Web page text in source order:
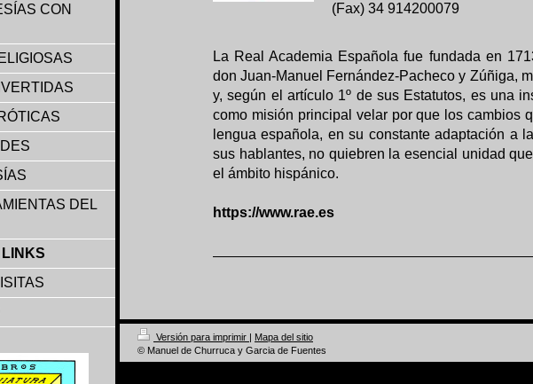
CON
DEL
(Fax) 34 914200079
La Real Academia Española fue fundada en
don Juan-Manuel Fernández-Pacheco y Zúñiga,
y, según el artículo 1º de sus Estatutos, es una
como misión principal velar por que los cambios
lengua española, en su constante adaptación a
sus hablantes, no quiebren la esencial unidad
el ámbito hispánico.
https://www.rae.es
Versión para imprimir | Mapa del sitio
© Manuel de Churruca y Garcia de Fuentes